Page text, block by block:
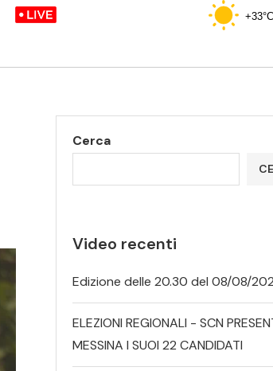
+33°C
Cerca
Video recenti
Edizione delle 20.30 del 08/08/
ELEZIONI REGIONALI - SCN
MESSINA I SUOI 22 CANDIDATI